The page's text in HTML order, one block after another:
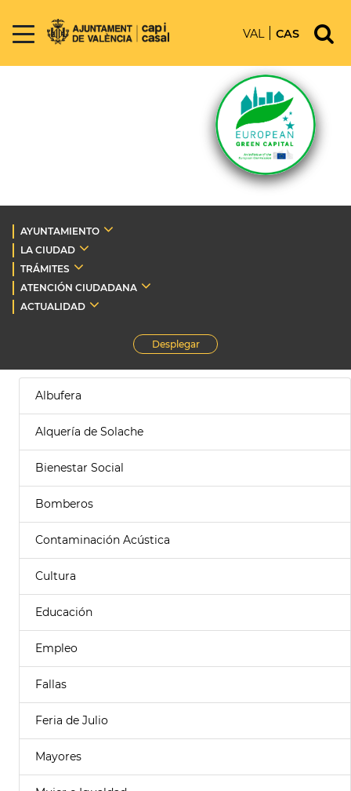
VAL CAS
AYUNTAMIENTO
LA CIUDAD
TRÁMITES
ATENCIÓN CIUDADANA
ACTUALIDAD
Desplegar
Albufera
Alquería de Solache
Bienestar Social
Bomberos
Contaminación Acústica
Cultura
Educación
Empleo
Fallas
Feria de Julio
Mayores